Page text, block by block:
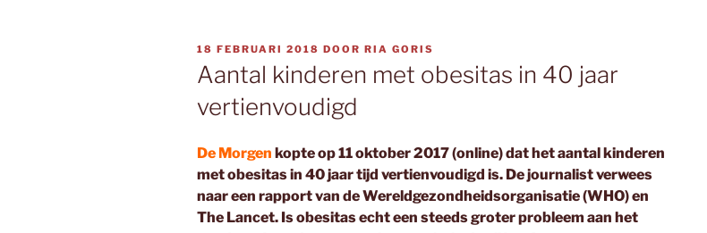
GEPLAATST
OP
18 FEBRUARI 2018 DOOR RIA GORIS
Aantal kinderen met obesitas in 40 jaar
vertienvoudigd
De Morgen kopte op 11 oktober 2017 (online) dat het aantal kinderen
met obesitas in 40 jaar tijd vertienvoudigd is. De journalist verwees
naar een rapport van de Wereldgezondheidsorganisatie (WHO) en
The Lancet. Is obesitas echt een steeds groter probleem aan het